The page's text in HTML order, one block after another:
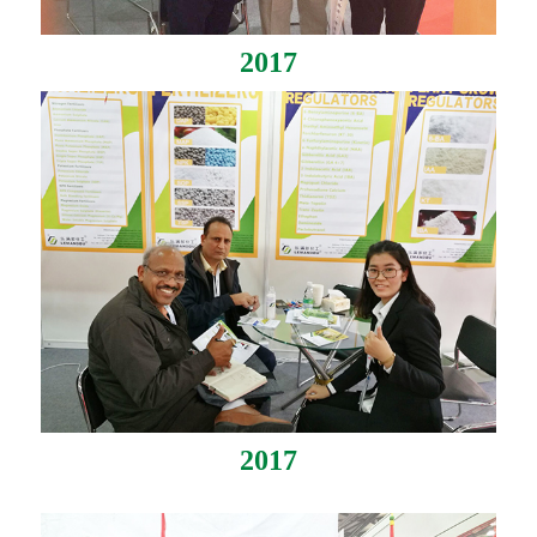
2017
2017